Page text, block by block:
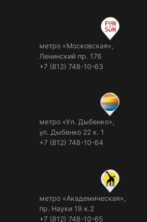
метро «Московская»,
Ленинский пр. 176
+7 (812) 748-10-63
метро «Ул. Дыбенко»,
ул. Дыбенко 22 к. 1
+7 (812) 748-10-64
метро «Академическая»,
пр. Науки 19 к.2
+7 (812) 748-10-65